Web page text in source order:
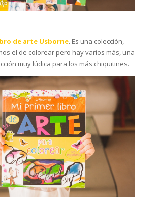
de arte Usborne. Es una colección,
el de colorear pero hay varios más, una
muy lúdica para los más chiquitines.